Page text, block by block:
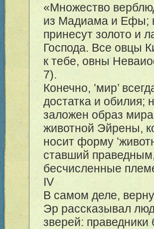
«Множество
из Мадиама и Ефы;
принесут золото и
Господа. Все овцы
к тебе, овны
7).
Конечно, ‛мир’
достатка и обилия;
заложен образ
животной Эйрены,
носит форму ‛
ставший
бесчисленные
IV
В самом деле,
Эр рассказывал
зверей: